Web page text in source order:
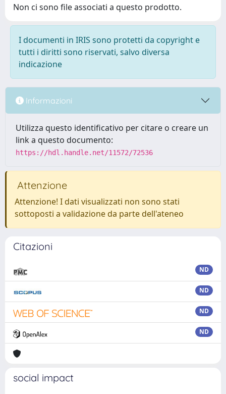
Non ci sono file associati a questo prodotto.
I documenti in IRIS sono protetti da copyright e
tutti i diritti sono riservati, salvo diversa
indicazione
Informazioni
Utilizza questo identificativo per citare o creare un
link a questo documento:
https://hdl.handle.net/11572/72536
Attenzione
Attenzione! I dati visualizzati non sono stati
sottoposti a validazione da parte dell'ateneo
Citazioni
ND
ND
ND
ND
social impact